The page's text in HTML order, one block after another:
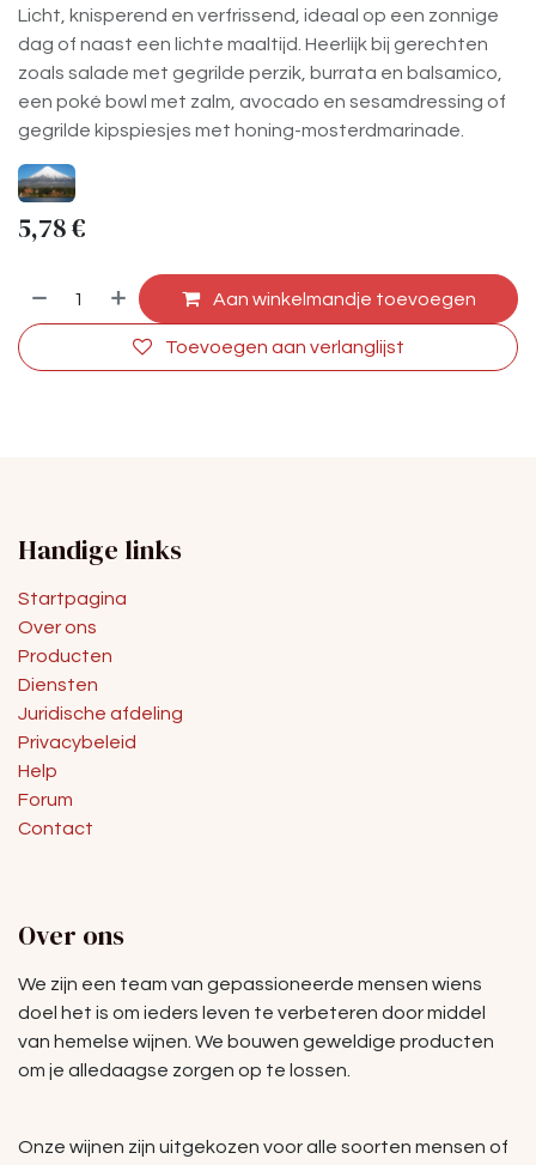
Licht, knisperend en verfrissend, ideaal op een zonnige
dag of naast een lichte maaltijd. Heerlijk bij gerechten
zoals salade met gegrilde perzik, burrata en balsamico,
een poké bowl met zalm, avocado en sesamdressing of
gegrilde kipspiesjes met honing-mosterdmarinade.
5,78€
Aan winkelmandje toevoegen
Toevoegen aan verlanglijst
Handige links
Startpagina
Over ons
Producten
Diensten
Juridische afdeling
Privacybeleid
Help
Forum
Contact
Over ons
We zijn een team van gepassioneerde mensen wiens
doel het is om ieders leven te verbeteren door middel
van hemelse wijnen. We bouwen geweldige producten
om je alledaagse zorgen op te lossen.
Onze wijnen zijn uitgekozen voor alle soorten mensen of